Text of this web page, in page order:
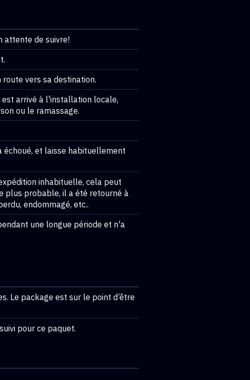
attente de suivre!
vers sa destination.
arrivé à l'installation locale,
ou le ramassage.
et laisse habituellement
inhabituelle, cela peut
plus probable, il a été retourné à
endommagé, etc..
une longue période et n'a
Le package est sur le point d’être
pour ce paquet.